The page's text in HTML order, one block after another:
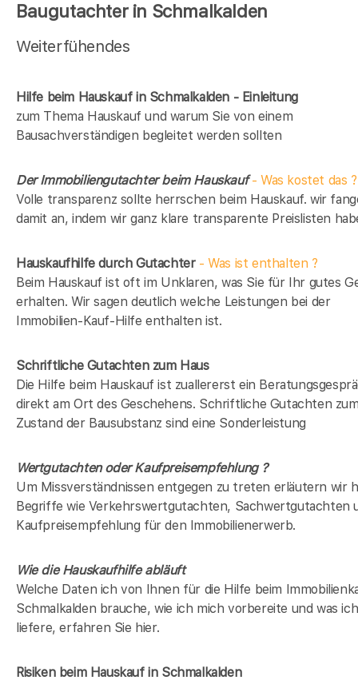
Baugutachter in Schmalkalden
Weiterfühendes
Hilfe beim Hauskauf in Schmalkalden - Einleitung
zum Thema Hauskauf und warum Sie von einem
Bausachverständigen begleitet werden sollten
Der Immobiliengutachter beim Hauskauf- Was kostet das ?
Volle transparenz sollte herrschen beim Hauskauf. wir
damit an, indem wir ganz klare transparente Preislisten
Hauskaufhilfe durch Gutachter- Was ist enthalten ?
Beim Hauskauf ist oft im Unklaren, was Sie für Ihr gutes
erhalten. Wir sagen deutlich welche Leistungen bei der
Immobilien-Kauf-Hilfe enthalten ist.
Schriftliche Gutachten zum Haus
Die Hilfe beim Hauskauf ist zuallererst ein
direkt am Ort des Geschehens. Schriftliche Gutachten
Zustand der Bausubstanz sind eine Sonderleistung
Wertgutachten oder Kaufpreisempfehlung ?
Um Missverständnissen entgegen zu treten erläutern wir
Begriffe wie Verkehrswertgutachten, Sachwertgutachten
Kaufpreisempfehlung für den Immobilienerwerb.
Wie die Hauskaufhilfe abläuft
Welche Daten ich von Ihnen für die Hilfe beim
Schmalkalden brauche, wie ich mich vorbereite und was
liefere, erfahren Sie hier.
Risiken beim Hauskaufin Schmalkalden